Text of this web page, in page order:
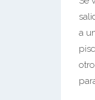
a